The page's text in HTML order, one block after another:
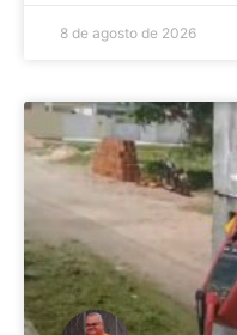
8 de agosto de 2026